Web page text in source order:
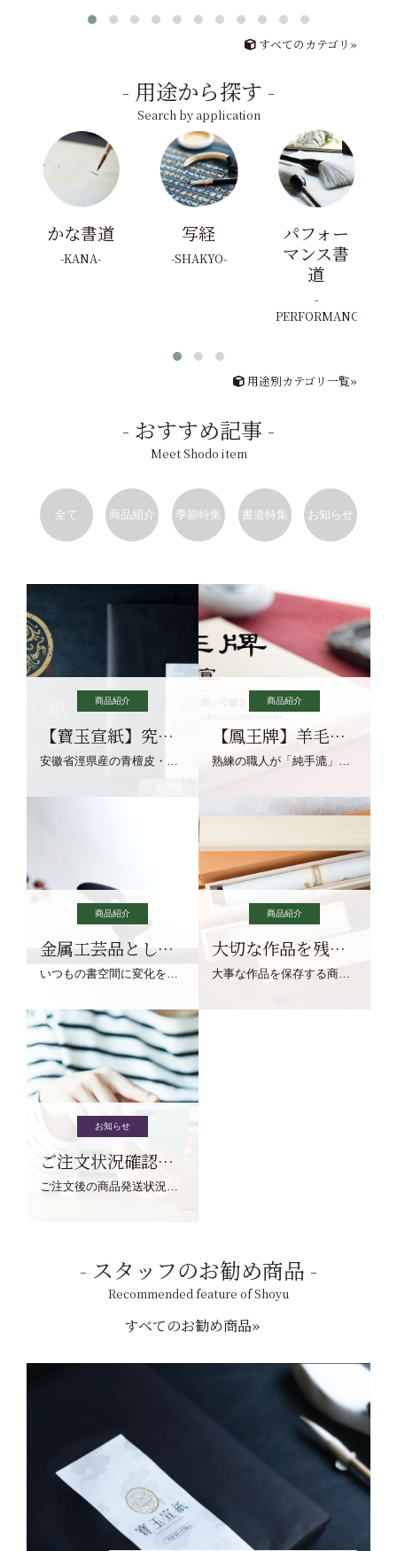
すべてのカテゴリ»
用途から探す
Search by application
かな書道
KANA
写経
SHAKYO
パフォー
マンス書
道
PERFORMANCE
用途別カテゴリ一覧»
おすすめ記事
Meet Shodo item
全て 商品紹介 季節特集 書道特集 お知らせ
商品紹介
【寶玉宣紙】究極の純粋な宣紙を目指す寶玉宣紙
安徽省涇県産の青檀皮・砂田稲藁・清らかな渓流水、熟練手漉き職人の卓越した手漉技術による最高級の純宣紙です。
商品紹介
【鳳王牌】羊毛筆×濃墨での揮毫に最適な宣紙系画仙紙
熟練の職人が「純手漉」で漉きあげる書画紙。宣紙を好まれるお客様向けの棉料単宣に漉きあげました。
商品紹介
金属工芸品としての文鎮
いつもの書空間に変化を与えてくれる、見ているだけで愉しくなる金属工芸品の文鎮をご紹介します。
商品紹介
大切な作品を残す作品保存商品
大事な作品を保存する商品を取りまとめてご紹介ます。
お知らせ
ご注文状況確認について
ご注文後の商品発送状況については、こちらからご確認くださいませ。
スタッフのお勧め商品
Recommended feature of Shoyu
すべてのお勧め商品»